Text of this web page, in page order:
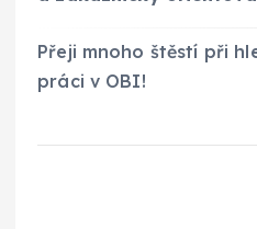
Přeji mnoho štěstí při
práci v OBI!